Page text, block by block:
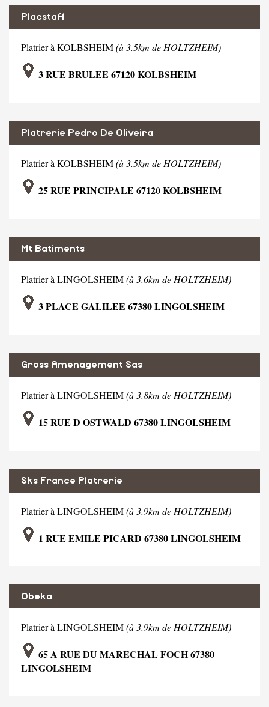
Placstaff
Platrier à KOLBSHEIM(à 3.5km de HOLTZHEIM)
3 RUE BRULEE 67120 KOLBSHEIM
Platrerie Pedro De Oliveira
Platrier à KOLBSHEIM(à 3.5km de HOLTZHEIM)
25 RUE PRINCIPALE 67120 KOLBSHEIM
Mt Batiments
Platrier à LINGOLSHEIM(à 3.6km de HOLTZHEIM)
3 PLACE GALILEE 67380 LINGOLSHEIM
Gross Amenagement Sas
Platrier à LINGOLSHEIM(à 3.8km de HOLTZHEIM)
15 RUE D OSTWALD 67380 LINGOLSHEIM
Sks France Platrerie
Platrier à LINGOLSHEIM(à 3.9km de HOLTZHEIM)
1 RUE EMILE PICARD 67380 LINGOLSHEIM
Obeka
Platrier à LINGOLSHEIM(à 3.9km de HOLTZHEIM)
65 A RUE DU MARECHAL FOCH 67380
LINGOLSHEIM